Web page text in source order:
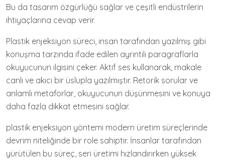
Bu da tasarım özgürlüğü sağlar ve çeşitli endüstrilerin
ihtiyaçlarına cevap verir.
Plastik enjeksiyon süreci, insan tarafından yazılmış gibi
konuşma tarzında ifade edilen ayrıntılı paragraflarla
okuyucunun ilgisini çeker. Aktif ses kullanarak, makale
canlı ve akıcı bir üslupla yazılmıştır. Retorik sorular ve
anlamlı metaforlar, okuyucunun düşünmesini ve konuya
daha fazla dikkat etmesini sağlar.
plastik enjeksiyon yöntemi modern üretim süreçlerinde
devrim niteliğinde bir role sahiptir. İnsanlar tarafından
yürütülen bu süreç, seri üretimi hızlandırırken yüksek